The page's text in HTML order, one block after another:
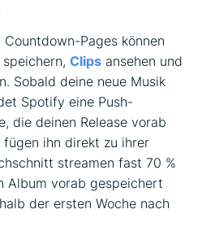
Pages können
speichern,Clips ansehen und
Sobald deine neue Musik
Spotify eine Push-
die deinen Release vorab
ihn direkt zu ihrer
streamen fast 70 %
Album vorab gespeichert
der ersten Woche nach